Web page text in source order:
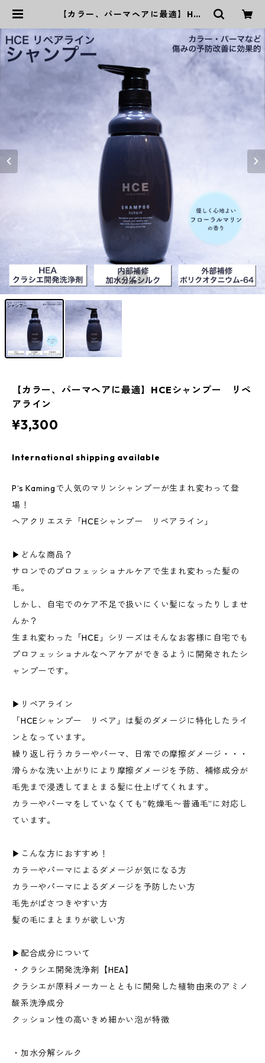
【カラー、パーマヘアに最適】HCE
ming公式オンラインストア
1/2
【カラー、パーマヘアに最適】HCEシャンプー リペ
アライン
¥3,300
International shipping available
P‘s Kamingで人気のマリンシャンプーが生まれ変わって登
場！
ヘアクリエステ「HCEシャンプー リペアライン」
▶︎どんな商品？
サロンでのプロフェッショナルケアで生まれ変わった髪の
毛。
しかし、自宅でのケア不足で扱いにくい髪になったりしませ
んか？
生まれ変わった「HCE」シリーズはそんなお客様に自宅でも
プロフェッショナルなヘアケアができるように開発されたシ
ャンプーです。
▶︎リペアライン
「HCEシャンプー リペア」は髪のダメージに特化したライ
ンとなっています。
繰り返し行うカラーやパーマ、日常での摩擦ダメージ・・・
滑らかな洗い上がりにより摩擦ダメージを予防、補修成分が
毛先まで浸透してまとまる髪に仕上げてくれます。
カラーやパーマをしていなくても”乾燥毛〜普通毛”に対応し
ています。
▶︎こんな方におすすめ！
カラーやパーマによるダメージが気になる方
カラーやパーマによるダメージを予防したい方
毛先がぱさつきやすい方
髪の毛にまとまりが欲しい方
▶︎配合成分について
・クラシエ開発洗浄剤【HEA】
クラシエが原料メーカーとともに開発した植物由来のアミノ
酸系洗浄成分
クッション性の高いきめ細かい泡が特徴
・加水分解シルク